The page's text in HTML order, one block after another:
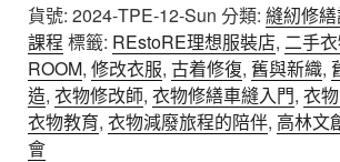
貨號: 2024-TPE-12-Sun 分類: 縫紉修
課程 標籤: REstoRE理想服裝店, 二手
ROOM, 修改衣服, 古着修復, 舊與新織,
造, 衣物修改師, 衣物修繕車縫入門, 衣
衣物教育, 衣物減廢旅程的陪伴, 高林文
會